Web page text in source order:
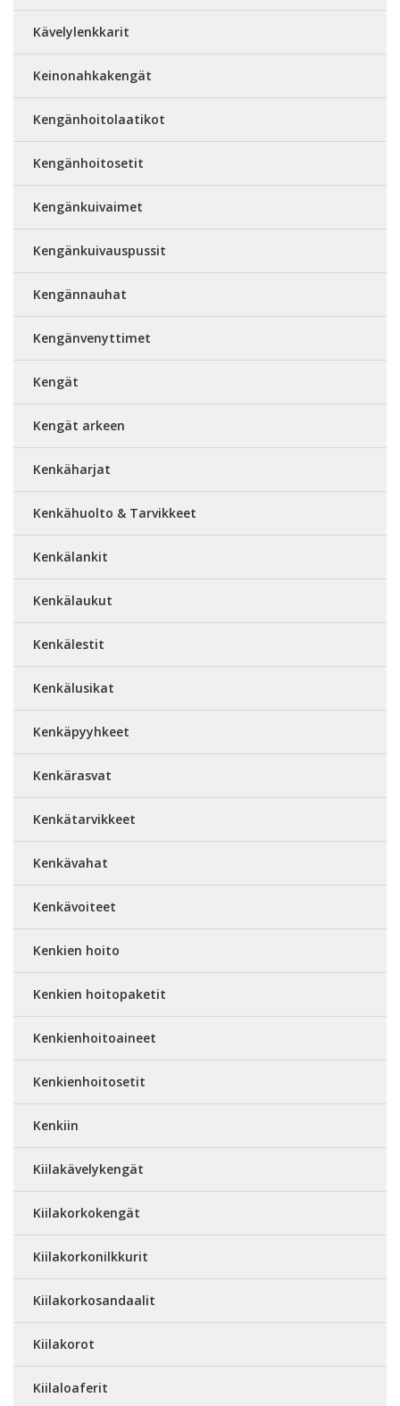
Kävelylenkkarit
Keinonahkakengät
Kengänhoitolaatikot
Kengänhoitosetit
Kengänkuivaimet
Kengänkuivauspussit
Kengännauhat
Kengänvenyttimet
Kengät
Kengät arkeen
Kenkäharjat
Kenkähuolto & Tarvikkeet
Kenkälankit
Kenkälaukut
Kenkälestit
Kenkälusikat
Kenkäpyyhkeet
Kenkärasvat
Kenkätarvikkeet
Kenkävahat
Kenkävoiteet
Kenkien hoito
Kenkien hoitopaketit
Kenkienhoitoaineet
Kenkienhoitosetit
Kenkiin
Kiilakävelykengät
Kiilakorkokengät
Kiilakorkonilkkurit
Kiilakorkosandaalit
Kiilakorot
Kiilaloaferit